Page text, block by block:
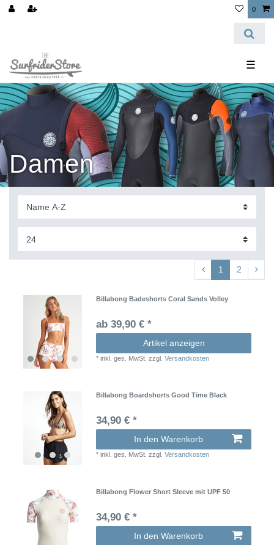
0
☰
Damen
1 2
Billabong Badeshorts Coral Sands Volley
ab 39,90 € *
Artikel anzeigen
*inkl. ges. MwSt. zzgl.Versandkosten
Billabong Boardshorts Good Time Black
34,90 € *
In den Warenkorb
*inkl. ges. MwSt. zzgl.Versandkosten
Billabong Flower Short Sleeve mit UPF 50
34,90 € *
In den Warenkorb